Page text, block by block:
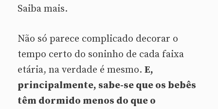
Saiba mais.
Não só parece complicado decorar o
tempo certo do soninho de cada faixa
etária, na verdade é mesmo. E,
principalmente, sabe-se que os bebês
têm dormido menos do que o